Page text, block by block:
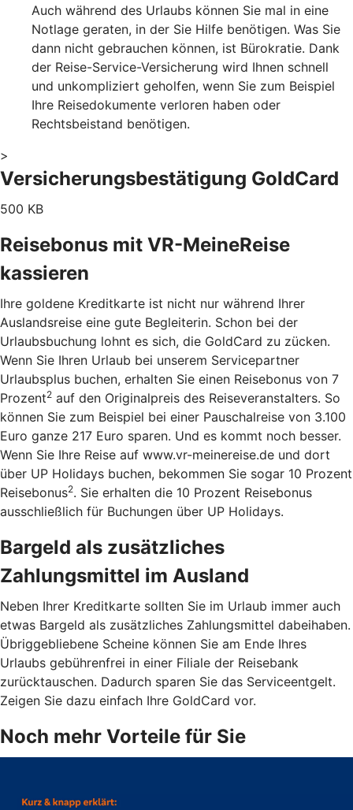
Auch während des Urlaubs können Sie mal in eine
Notlage geraten, in der Sie Hilfe benötigen. Was Sie
dann nicht gebrauchen können, ist Bürokratie. Dank
der Reise-Service-Versicherung wird Ihnen schnell
und unkompliziert geholfen, wenn Sie zum Beispiel
Ihre Reisedokumente verloren haben oder
Rechtsbeistand benötigen.
>
Versicherungsbestätigung GoldCard
500 KB
Reisebonus mit VR-MeineReise
kassieren
Ihre goldene Kreditkarte ist nicht nur während Ihrer
Auslandsreise eine gute Begleiterin. Schon bei der
Urlaubsbuchung lohnt es sich, die GoldCard zu zücken.
Wenn Sie Ihren Urlaub bei unserem Servicepartner
Urlaubsplus buchen, erhalten Sie einen Reisebonus von 7
Prozent2 auf den Originalpreis des Reiseveranstalters. So
können Sie zum Beispiel bei einer Pauschalreise von 3.100
Euro ganze 217 Euro sparen. Und es kommt noch besser.
Wenn Sie Ihre Reise auf www.vr-meinereise.de und dort
über UP Holidays buchen, bekommen Sie sogar 10 Prozent
Reisebonus2. Sie erhalten die 10 Prozent Reisebonus
ausschließlich für Buchungen über UP Holidays.
Bargeld als zusätzliches
Zahlungsmittel im Ausland
Neben Ihrer Kreditkarte sollten Sie im Urlaub immer auch
etwas Bargeld als zusätzliches Zahlungsmittel dabeihaben.
Übriggebliebene Scheine können Sie am Ende Ihres
Urlaubs gebührenfrei in einer Filiale der Reisebank
zurücktauschen. Dadurch sparen Sie das Serviceentgelt.
Zeigen Sie dazu einfach Ihre GoldCard vor.
Noch mehr Vorteile für Sie